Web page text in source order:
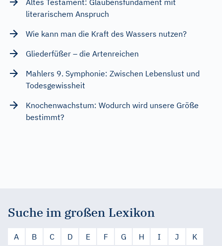
Altes Testament: Glaubensfundament mit
literarischem Anspruch
Wie kann man die Kraft des Wassers nutzen?
Gliederfüßer – die Artenreichen
Mahlers 9. Symphonie: Zwischen Lebenslust und
Todesgewissheit
Knochenwachstum: Wodurch wird unsere Größe
bestimmt?
Suche im großen Lexikon
A B C D E F G H I J
K